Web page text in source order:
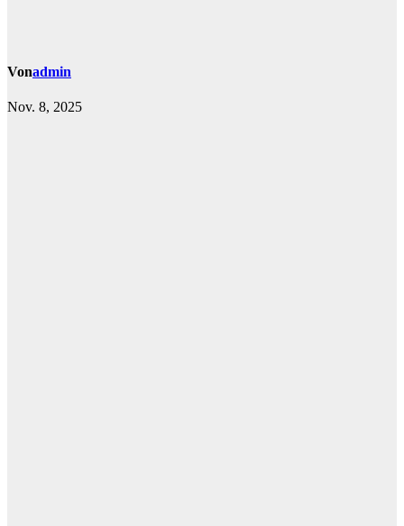
Vonadmin
Nov. 8, 2025